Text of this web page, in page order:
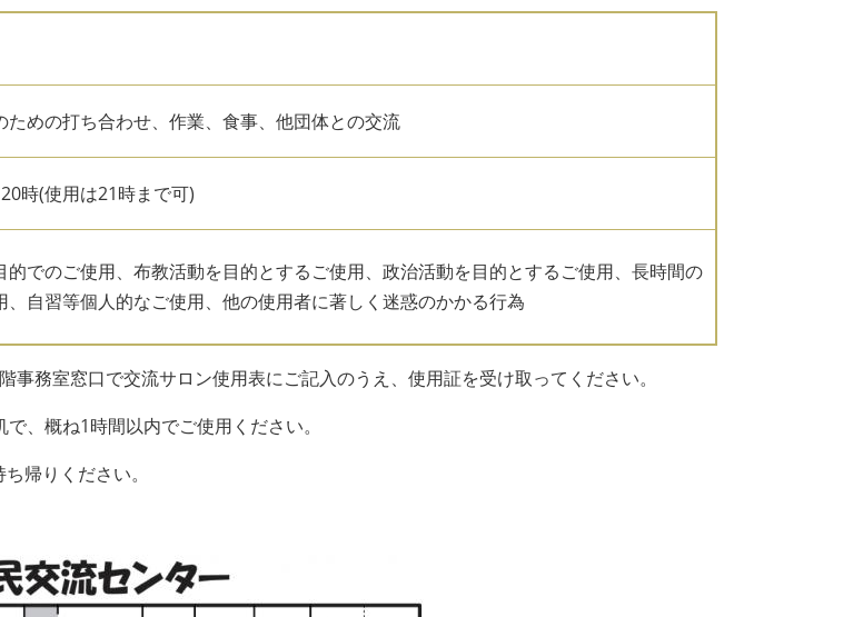
ための打ち合わせ、作業、食事、他団体との交流
時(使用は21時まで可)
的でのご使用、布教活動を目的とするご使用、政治活動を目的とするご使用、長時間の
、自習等個人的なご使用、他の使用者に著しく迷惑のかかる行為
事務室窓口で交流サロン使用表にご記入のうえ、使用証を受け取ってください。
、概ね1時間以内でご使用ください。
帰りください。